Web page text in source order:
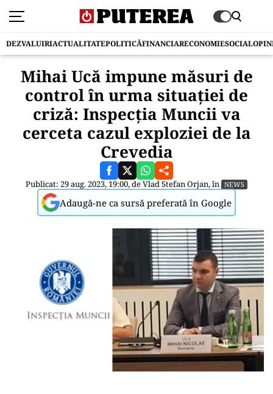
DEZVALUIRIACTUALITATEPOLITICĂFINANCIARECONOMIESOCIAL
Mihai Ucă impune măsuri de
control în urma situației de
criză: Inspecția Muncii va
cerceta cazul exploziei de la
Crevedia
Publicat: 29 aug. 2023, 19:00, deVlad Stefan Orjan, în NEWS
Adaugă-ne ca sursă preferată în Google